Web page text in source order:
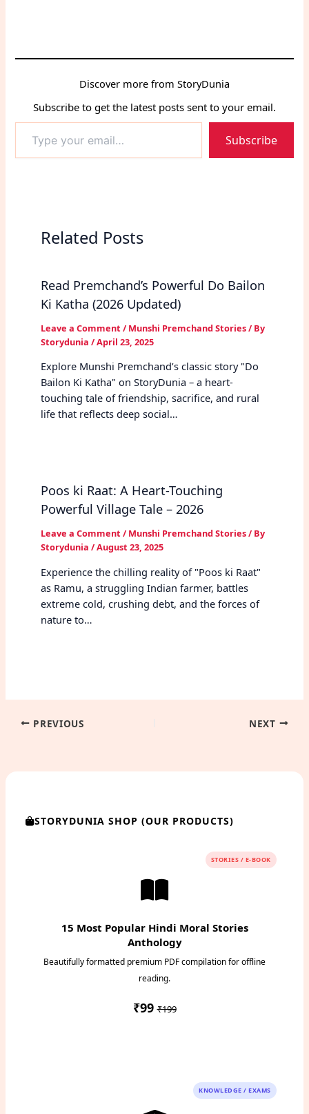
Discover more from StoryDunia
Subscribe to get the latest posts sent to your email.
your
email…
Subscribe
Related Posts
Read Premchand’s Powerful Do Bailon
Ki Katha (2026 Updated)
Leave a Comment / Munshi Premchand Stories/ By
Storydunia /April 23, 2025
Explore Munshi Premchand’s classic story "Do
Bailon Ki Katha" on StoryDunia – a heart-
touching tale of friendship, sacrifice, and rural
life that reflects deep social…
Poos ki Raat: A Heart-Touching
Powerful Village Tale – 2026
Leave a Comment / Munshi Premchand Stories/ By
Storydunia /August 23, 2025
Experience the chilling reality of "Poos ki Raat"
as Ramu, a struggling Indian farmer, battles
extreme cold, crushing debt, and the forces of
nature to…
PREVIOUS NEXT
STORYDUNIA SHOP (OUR PRODUCTS)
STORIES / E-BOOK
15 Most Popular Hindi Moral Stories
Anthology
Beautifully formatted premium PDF compilation for offline
reading.
₹99₹199
KNOWLEDGE / EXAMS